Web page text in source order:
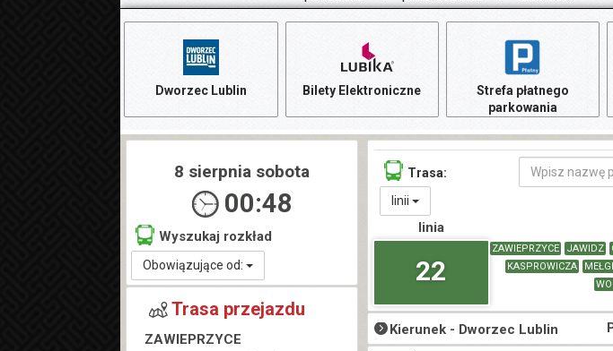
Dworzec Lublin Bilety Elektroniczne
Strefa płatnego
parkowania
Trasa:
linii
linia
22
ZAWIEPRZYCE JAWIDZ
KASPROWICZA
Kierunek - Dworzec Lublin
8 sierpnia sobota
00:48
Wyszukaj rozkład
Obowiązujące od:
Trasa przejazdu
ZAWIEPRZYCE